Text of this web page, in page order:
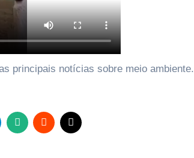
principais notícias sobre meio ambiente.